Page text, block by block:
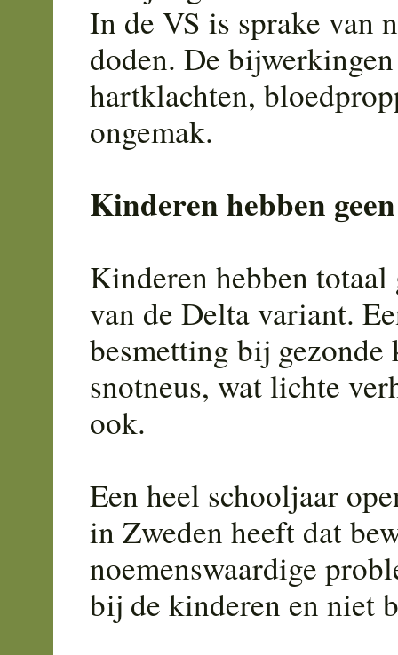
In de VS is sprake van
doden. De
hartklachten,
ongemak.
Kinderen hebben
Kinderen hebben
van de Delta variant.
besmetting bij
snotneus, wat lichte
ook.
Een heel schooljaar
in Zweden heeft dat
noemenswaardige
bij de kinderen en niet